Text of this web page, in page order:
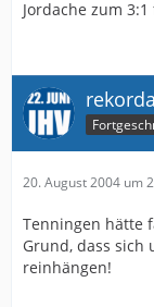
Jordache zum
20. August 2004 um
Tenningen hätte
Grund, dass sich
reinhängen!